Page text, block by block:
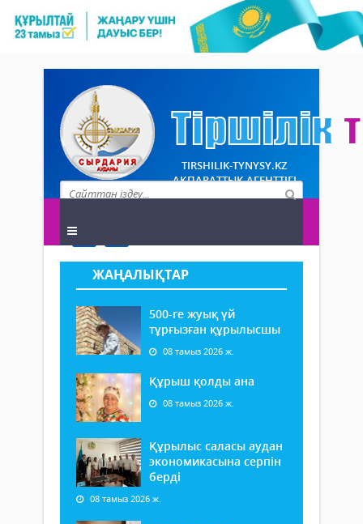
TIRSHILIK-TYNYSY.KZ
АҚПАРАТТЫҚ АГЕНТТІГІ
ЖАҢАЛЫҚТАР
500-ге жуық үй
тұрғызған құрылысшы
08 тамыз 2026 ж.
Құрыш қолды ана
08 тамыз 2026 ж.
Құрылыс саласы аудан
экономикасына серпін
берді
08 тамыз 2026 ж.